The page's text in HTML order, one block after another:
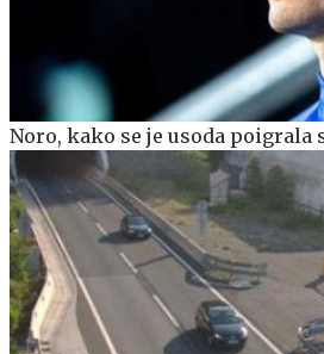
Noro, kako se je usoda poigrala